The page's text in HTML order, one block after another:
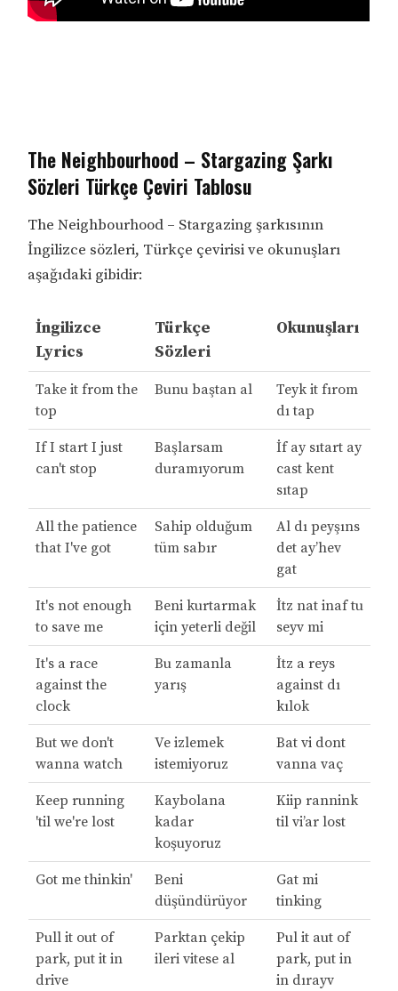
The Neighbourhood – Stargazing Şarkı
Sözleri Türkçe Çeviri Tablosu
The Neighbourhood – Stargazing şarkısının
İngilizce sözleri, Türkçe çevirisi ve okunuşları
aşağıdaki gibidir:
İngilizce
Lyrics
Türkçe
Sözleri
Okunuşları
Take it from the
top
Bunu baştan al
Teyk it fırom
dı tap
If I start I just
can't stop
Başlarsam
duramıyorum
İf ay sıtart ay
cast kent
sıtap
All the patience
that I've got
Sahip olduğum
tüm sabır
Al dı peyşıns
det ay’hev
gat
It's not enough
to save me
Beni kurtarmak
için yeterli değil
İtz nat inaf tu
seyv mi
It's a race
against the
clock
Bu zamanla
yarış
İtz a reys
against dı
kılok
But we don't
wanna watch
Ve izlemek
istemiyoruz
Bat vi dont
vanna vaç
Keep running
'til we're lost
Kaybolana
kadar
koşuyoruz
Kiip rannink
til vi’ar lost
Got me thinkin'
Beni
düşündürüyor
Gat mi
tinking
Pull it out of
park, put it in
drive
Parktan çekip
ileri vitese al
Pul it aut of
park, put in
in dırayv